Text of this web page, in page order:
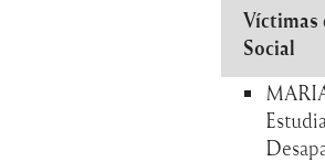
Víctimas
Social